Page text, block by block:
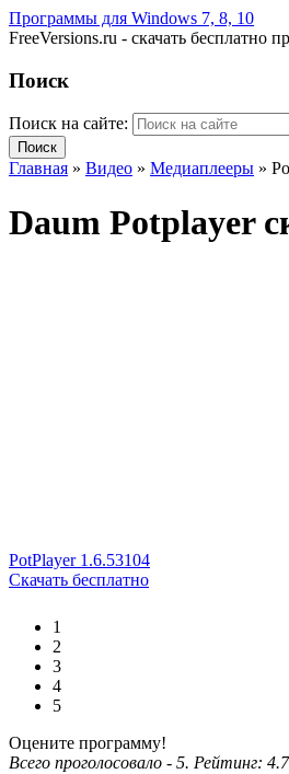
Программы для Windows 7, 8, 10
FreeVersions.ru - скачать бесплатно
Поиск
Поиск на сайте:
Главная » Видео » Медиаплееры »
Daum Potplayer
PotPlayer 1.6.53104
Скачать бесплатно
1
2
3
4
5
Оцените программу!
Всего проголосовало - 5. Рейтинг: